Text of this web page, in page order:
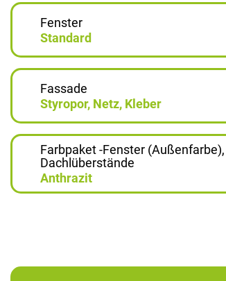
Fenster
Standard
Fassade
Styropor, Netz, Kleber
Farbpaket -Fenster (Außenfarbe),
Dachlüberstände
Anthrazit